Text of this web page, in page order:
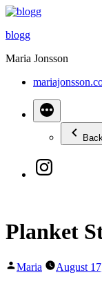
Skip
content
blogg
Maria Jonsson
Instagram:
Planket
Posted
Maria August